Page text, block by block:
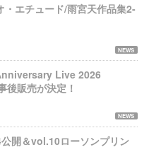
エチュード/雨宮天作品集2-
NEWS
Live 2026
販売が決定！
NEWS
開＆vol.10ローソンプリン